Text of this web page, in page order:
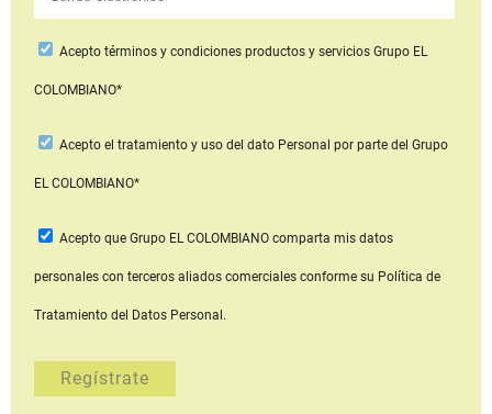
Aceptotérminos y condiciones productos y serviciosGrupo EL
COLOMBIANO*
Acepto el tratamiento y uso del dato Personal por parte del Grupo
EL COLOMBIANO*
Acepto que Grupo EL COLOMBIANOcomparta mis datos
personales con terceros aliados comerciales conforme su Política de
Tratamiento del Datos Personal.